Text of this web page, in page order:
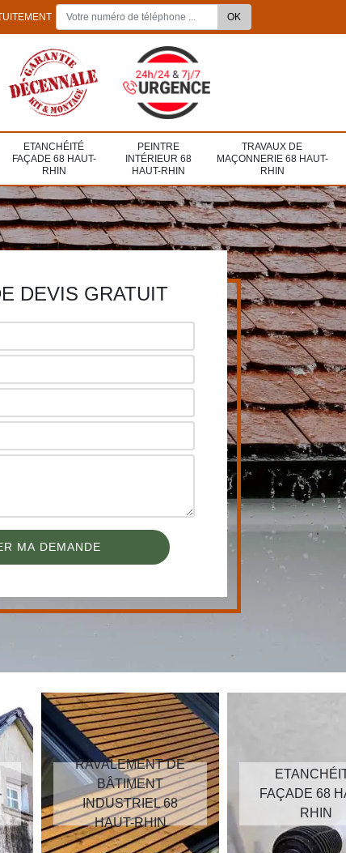
ETANCHÉITÉ
FAÇADE 68 HAUT-
RHIN
PEINTRE
INTÉRIEUR 68
HAUT-RHIN
TRAVAUX DE
MAÇONNERIE 68 HAUT-
RHIN
DEVIS GRATUIT
RAVALEMENT DE
BÂTIMENT
INDUSTRIEL 68
HAUT-RHIN
FAÇADE 68
RHIN